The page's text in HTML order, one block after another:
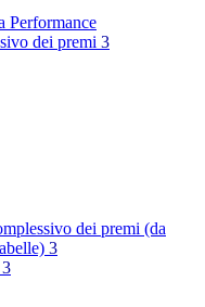
Performance
dei premi 3
dei premi (da
3
3